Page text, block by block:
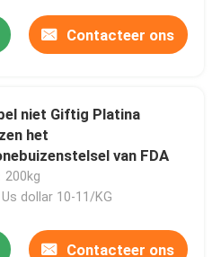
Contacteer ons
niet Giftig Platina
het
van FDA
200kg
Us dollar 10-11/KG
Contacteer ons